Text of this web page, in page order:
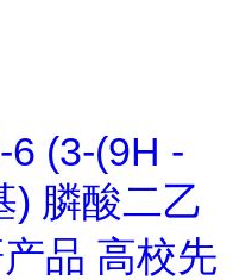
(3-(9H -
) 膦酸二乙
品 高校先